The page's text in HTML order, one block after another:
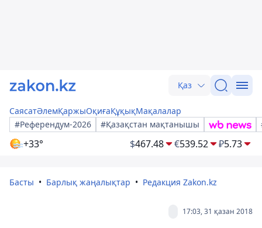
Қаз
СаясатӘлемҚаржыОқиғаҚұқықМақалалар
#Референдум-2026
#Қазақстан мақтанышы
+33° $467.48 €539.52 ₽5.73
Басты Барлық жаңалықтар Редакция Zakon.kz
17:03, 31 қазан 2018